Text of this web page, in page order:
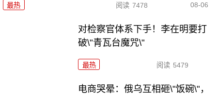
最热 阅读 7478 08-06
对检察官体系下手！李在明要打
破\"青瓦台魔咒\"
最热 阅读 5479
电商哭晕：俄乌互相砸\"饭碗\"，